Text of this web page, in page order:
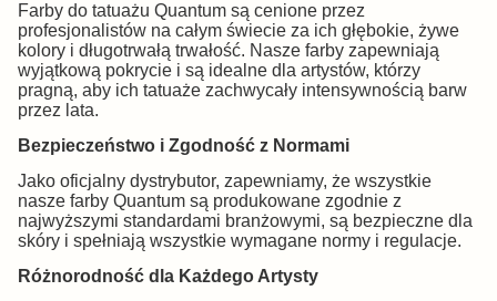
Farby do tatuażu Quantum są cenione przez
profesjonalistów na całym świecie za ich głębokie, żywe
kolory i długotrwałą trwałość. Nasze farby zapewniają
wyjątkową pokrycie i są idealne dla artystów, którzy
pragną, aby ich tatuaże zachwycały intensywnością barw
przez lata.
Bezpieczeństwo i Zgodność z Normami
Jako oficjalny dystrybutor, zapewniamy, że wszystkie
nasze farby Quantum są produkowane zgodnie z
najwyższymi standardami branżowymi, są bezpieczne dla
skóry i spełniają wszystkie wymagane normy i regulacje.
Różnorodność dla Każdego Artysty